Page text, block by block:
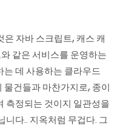
은 자바 스크립트, 캐스 캐
같은 서비스를 운영하는
는 데 사용하는 클라우드
물건들과 마찬가지로, 종이
측정되는 것이지 일관성을
니다.. 지옥처럼 무겁다. 그